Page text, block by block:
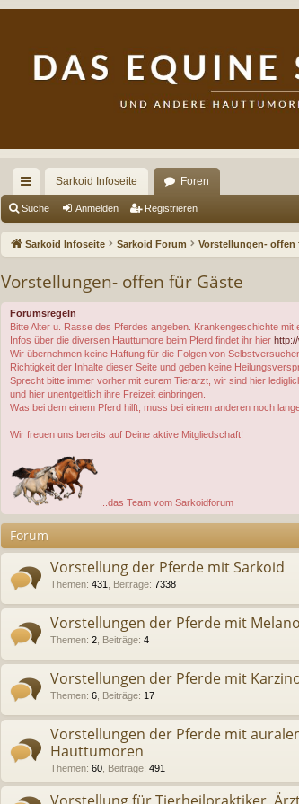
ch
ne
ug
riff
Sarkoid Infoseite Foren
Suche Anmelden Registrieren
Sarkoid Infoseite Sarkoid Forum Vorstellungen- offen
Vorstellungen- offen für Gäste
Forumsregeln
Bitte Alter u. Rasse des Pferdes angeben. Krankengeschichte
Infos über die diversen Hauttumore beim Pferd findet ihr hier
Wir übernehmen keine Haftung für die Folgen von
Richtigkeit der Inhalte dieser Seite und geben keine
Sprecht bitte immer vorher mit eurem Tierarzt, wir sind hier
und hier unentgeltlich ihre Freizeit einbringen.
Was bei dem einem Pferd hilft, muss bei einem anderen noch
Wir freuen uns bereits auf Deine aktive Mitgliedschaft!
...das Team vom Sarkoidforum
Forum
Vorstellung der Pferde mit Sarkoid
Themen: 431 Beiträge: 7338
Vorstellungen der Pferde mit
Themen: 2 Beiträge: 4
Vorstellungen der Pferde mit
Themen: 6 Beiträge: 17
Vorstellungen der Pferde mit
Hauttumoren
Themen: 60 Beiträge: 491